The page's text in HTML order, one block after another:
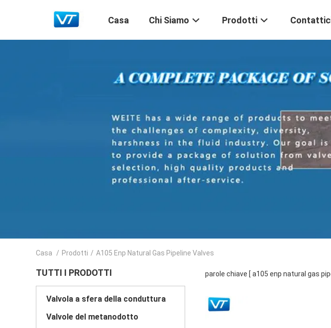
Casa Chi Siamo Prodotti
Casa / Prodotti / A105 Enp Natural Gas Pipeline Valves
TUTTI I PRODOTTI
Valvola a sfera della conduttura
Valvole del metanodotto
parole chiave [ a105 enp natural gas